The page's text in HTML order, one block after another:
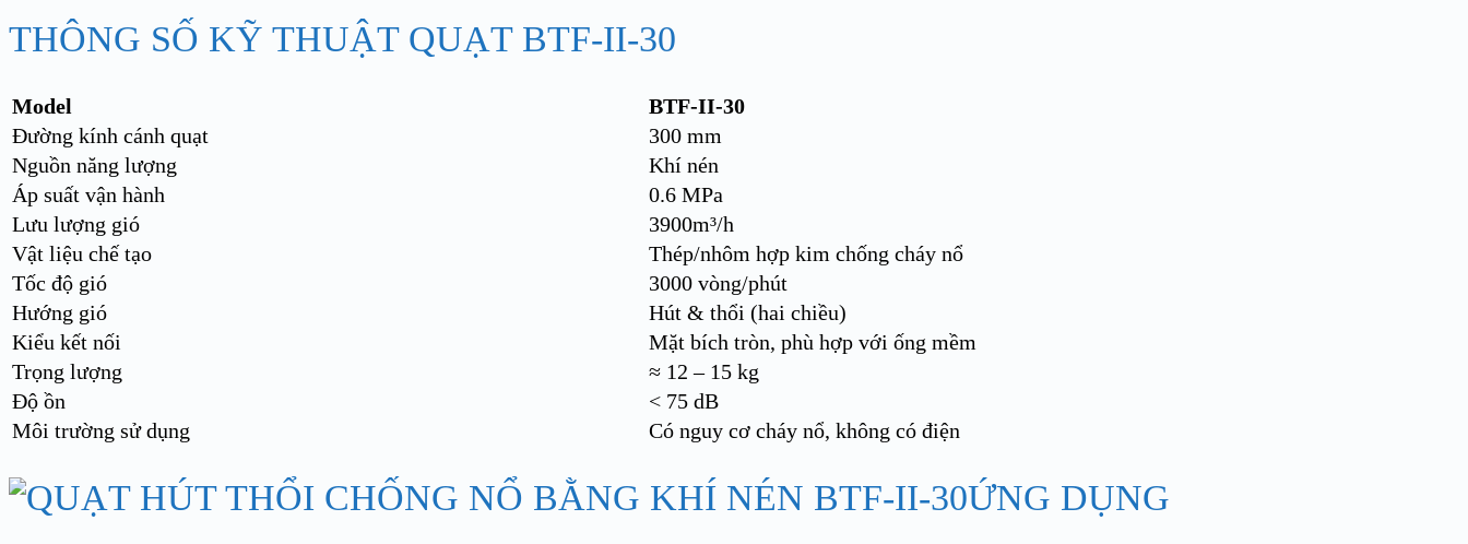
THÔNG SỐ KỸ THUẬT QUẠT BTF-II-30
Model
BTF-II-30
Đường kính cánh quạt
300 mm
Nguồn năng lượng
Khí nén
Áp suất vận hành
0.6 MPa
Lưu lượng gió
3900m³/h
Vật liệu chế tạo
Thép/nhôm hợp kim chống cháy nổ
Tốc độ gió
3000 vòng/phút
Hướng gió
Hút & thổi (hai chiều)
Kiểu kết nối
Mặt bích tròn, phù hợp với ống mềm
Trọng lượng
≈ 12 – 15 kg
Độ ồn
< 75 dB
Môi trường sử dụng
Có nguy cơ cháy nổ, không có điện
ỨNG DỤNG